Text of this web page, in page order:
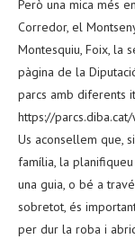
Però una mica més
Corredor, el
Montesquiu, Foix, la
pàgina de la
parcs amb diferents
https://
Us aconsellem que,
família, la
una guia, o bé a
sobretot, és
per dur la roba i